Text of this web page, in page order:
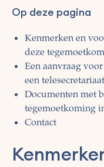
Op deze pagina
Kenmerken en
deze
Een aanvraag
een
Documenten met
tegemoetkoming
Contact